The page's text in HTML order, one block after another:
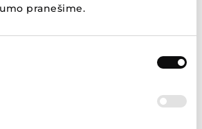
pranešime.